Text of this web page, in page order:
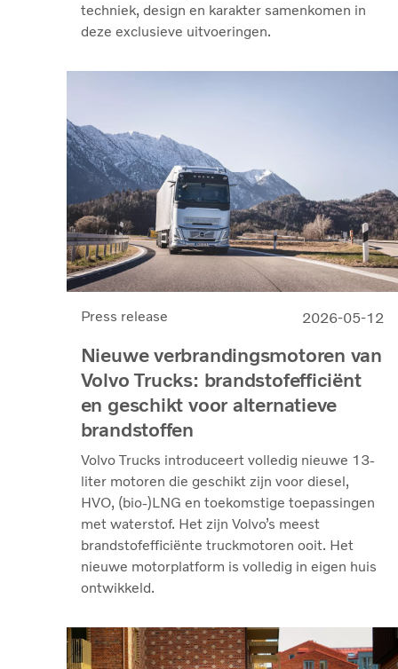
techniek, design en karakter samenkomen in
deze exclusieve uitvoeringen.
Press release 2026-05-12
Nieuwe verbrandingsmotoren van
Volvo Trucks: brandstofefficiënt
en geschikt voor alternatieve
brandstoffen
Volvo Trucks introduceert volledig nieuwe 13-
liter motoren die geschikt zijn voor diesel,
HVO, (bio-)LNG en toekomstige toepassingen
met waterstof. Het zijn Volvo’s meest
brandstofefficiënte truckmotoren ooit. Het
nieuwe motorplatform is volledig in eigen huis
ontwikkeld.